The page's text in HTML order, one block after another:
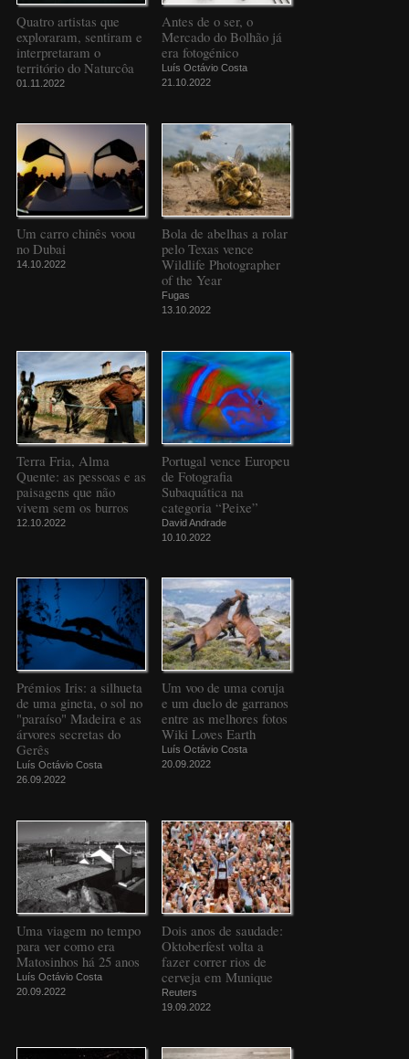
Quatro artistas que
exploraram, sentiram e
interpretaram o
território do Naturcôa
01.11.2022
Antes de o ser, o
Mercado do Bolhão já
era fotogénico
Luís Octávio Costa
21.10.2022
Um carro chinês voou
no Dubai
14.10.2022
Bola de abelhas a rolar
pelo Texas vence
Wildlife Photographer
of the Year
Fugas
13.10.2022
Terra Fria, Alma
Quente: as pessoas e as
paisagens que não
vivem sem os burros
12.10.2022
Portugal vence Europeu
de Fotografia
Subaquática na
categoria “Peixe”
David Andrade
10.10.2022
Prémios Iris: a silhueta
de uma gineta, o sol no
"paraíso" Madeira e as
árvores secretas do
Gerês
Luís Octávio Costa
26.09.2022
Um voo de uma coruja
e um duelo de garranos
entre as melhores fotos
Wiki Loves Earth
Luís Octávio Costa
20.09.2022
Uma viagem no tempo
para ver como era
Matosinhos há 25 anos
Luís Octávio Costa
20.09.2022
Dois anos de saudade:
Oktoberfest volta a
fazer correr rios de
cerveja em Munique
Reuters
19.09.2022